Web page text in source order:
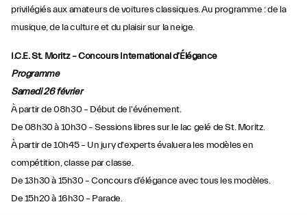
privilégiés aux amateurs de voitures classiques. Au programme : de la
musique, de la culture et du plaisir sur la neige.
I.C.E. St. Moritz – Concours International d’Élégance
Programme
Samedi 26 février
À partir de 08h30 – Début de l'événement.
De 08h30 à 10h30 – Sessions libres sur le lac gelé de St. Moritz.
À partir de 10h45 – Un jury d'experts évaluera les modèles en
compétition, classe par classe.
De 13h30 à 15h30 – Concours d’élégance avec tous les modèles.
De 15h20 à 16h30 – Parade.